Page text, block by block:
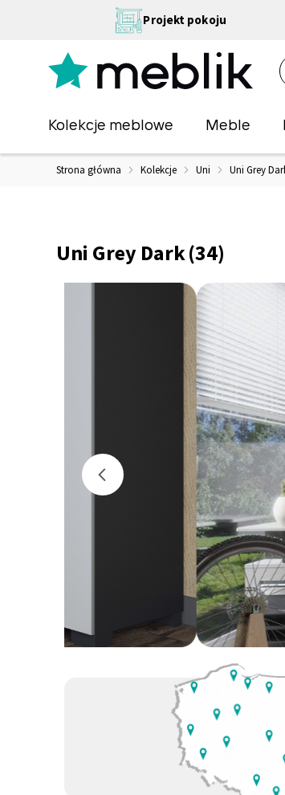
Projekt pokoju
Kolekcje meblowe Meble
Strona główna Kolekcje Uni Uni Grey
Uni Grey Dark(34)